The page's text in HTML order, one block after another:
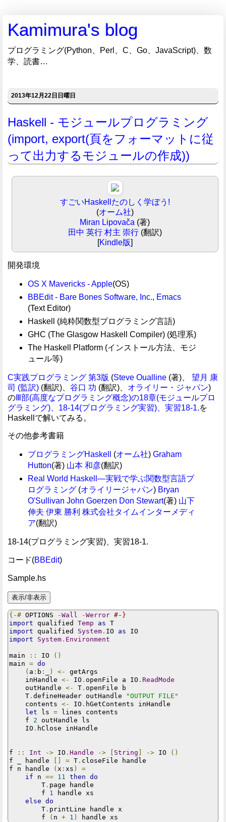
Kamimura's blog
プログラミング(Python、Perl、C、Go、JavaScript)、数
学、読書…
2013年12月22日日曜日
Haskell - モジュールプログラミング
(import, export(頁をフォーマットに従
って出力するモジュールの作成))
すごいHaskellたのしく学ぼう!
(オーム社)
Miran Lipovača (著)
田中 英行 村主 崇行(翻訳)
[Kindle版]
開発環境
OS X Mavericks - Apple(OS)
BBEdit - Bare Bones Software, Inc., Emacs
(Text Editor)
Haskell (純粋関数型プログラミング言語)
GHC (The Glasgow Haskell Compiler) (処理系)
The Haskell Platform (インストール方法、モジ
ュール等)
C実践プログラミング 第3版 (Steve Oualline (著)、 望月 康
司 (監訳) (翻訳)、 谷口 功 (翻訳)、 オライリー・ジャパン)
の Ⅲ部(高度なプログラミング概念)の18章(モジュールプロ
グラミング)、18-14(プログラミング実習)、実習18-1.を
Haskellで解いてみる。
その他参考書籍
プログラミングHaskell (オーム社) Graham
Hutton(著) 山本 和彦(翻訳)
Real World Haskell―実戦で学ぶ関数型言語プ
ログラミング(オライリージャパン) Bryan
O'Sullivan John Goerzen Don Stewart(著) 山下
伸夫 伊東 勝利 株式会社タイムインターメディ
ア(翻訳)
18-14(プログラミング実習)、実習18-1.
コード(BBEdit)
Sample.hs
{-# OPTIONS -Wall -Werror #-}
import qualified Temp as
import qualified System . IO as
import
System . Environment
main :: IO
()
main = do
( a : b : ) <-
getArgs
    inHandle
<- IO . openFile a IO . ReadMode
    outHandle
<- T . openFile b
    T
. defineHeader outHandle
"OUTPUT FILE"
    contents
<- IO . hGetContents inHandle
let ls = lines contents
    f
2 outHandle ls
    IO
. hClose inHandle
f :: Int -> IO . Handle -> String -> IO
()
f _ handle
= T . closeFile handle
f n handle
( x : xs )
=
if n == 11 then do
        T
. page handle
        f
1 handle xs
else do
        T
. printLine handle x
        f
( n + 1 )